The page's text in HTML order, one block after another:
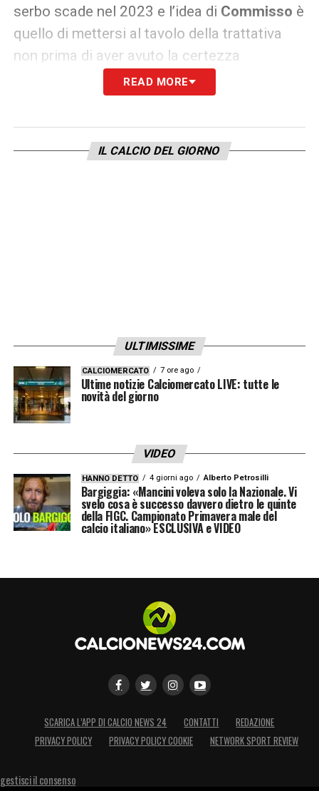
serbo scade nel 2023 e l’idea di Commisso è
quello di mettersi al tavolo della trattativa
non prima di aver avuto la certezza
matematica della permanenza in Serie A.
corso delle prossime settimane e venisse
READ MORE
IL CALCIO DEL GIORNO
ULTIMISSIME
CALCIOMERCATO 7 ore ago
Ultime notizie Calciomercato LIVE: tutte le
novità del giorno
VIDEO
HANNO DETTO 4 giorni ago Alberto Petrosilli
Bargiggia: «Mancini voleva solo la Nazionale. Vi
svelo cosa è successo davvero dietro le quinte
della FIGC. Campionato Primavera male del
calcio italiano» ESCLUSIVA e VIDEO
SCARICA L’APP DI CALCIO NEWS 24 CONTATTI
REDAZIONE
PRIVACY POLICY
PRIVACY POLICY COOKIE NETWORK SPORT REVIEW
gestisci il consenso